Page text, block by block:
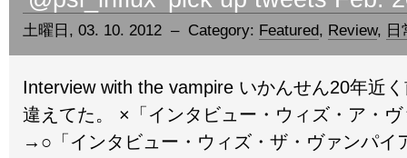
土曜日, 03. 10. 2012 – Category: Featured, Review, 日
Interview with the vampire いかんせん20年近
違えてた。 ×「インタビュー・ウィズ・ア・
→○「インタビュー・ウィズ・ザ・ヴァンパイ